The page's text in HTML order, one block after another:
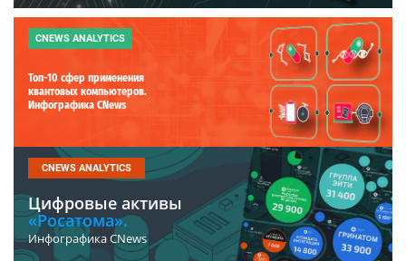
CNEWS ANALYTICS
Топ-10 сфер применения
квантовых компьютеров.
Инфографика CNews
CNEWS ANALYTICS
Цифровые активы
«Росатома».
Инфографика CNews